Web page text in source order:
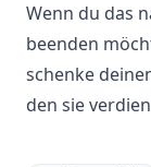
Wenn du das
beenden
schenke
den sie